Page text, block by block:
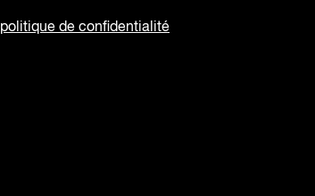
politique de confidentialité